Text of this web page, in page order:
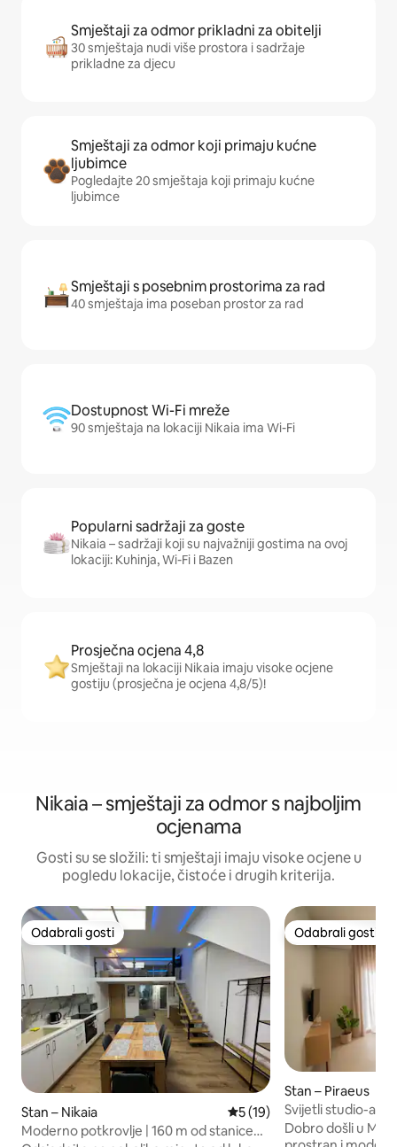
Smještaji za odmor prikladni za obitelji
30 smještaja nudi više prostora i sadržaje
prikladne za djecu
Smještaji za odmor koji primaju kućne
ljubimce
Pogledajte 20 smještaja koji primaju kućne
ljubimce
Smještaji s posebnim prostorima za rad
40 smještaja ima poseban prostor za rad
Dostupnost Wi-Fi mreže
90 smještaja na lokaciji Nikaia ima Wi-Fi
Popularni sadržaji za goste
Nikaia – sadržaji koji su najvažniji gostima na ovoj
lokaciji: Kuhinja, Wi-Fi i Bazen
Prosječna ocjena 4,8
Smještaji na lokaciji Nikaia imaju visoke ocjene
gostiju (prosječna je ocjena 4,8/5)!
Nikaia – smještaji za odmor s najboljim
ocjenama
Gosti su se složili: ti smještaji imaju visoke ocjene u
pogledu lokacije, čistoće i drugih kriterija.
Odabrali gosti
Odabrali gosti
Stan – Nikaia Prosječna ocjena: 5/5,
5 (19)
Moderno potkrovlje | 160 m od stanice
Odabrali gosti
Odabrali gosti
Stan – Piraeus
Svijetli studio-
Samostalna
Dobro došli u